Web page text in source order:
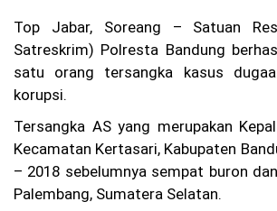
Pe
bu
nu
Ag
Pr
at
m
Top Jabar, Soreang – Satuan
Satreskrim) Polresta Bandung
satu orang tersangka kasus
korupsi.
Tersangka AS yang merupakan
Kecamatan Kertasari, Kabupaten
– 2018 sebelumnya sempat buron
Palembang, Sumatera Selatan.